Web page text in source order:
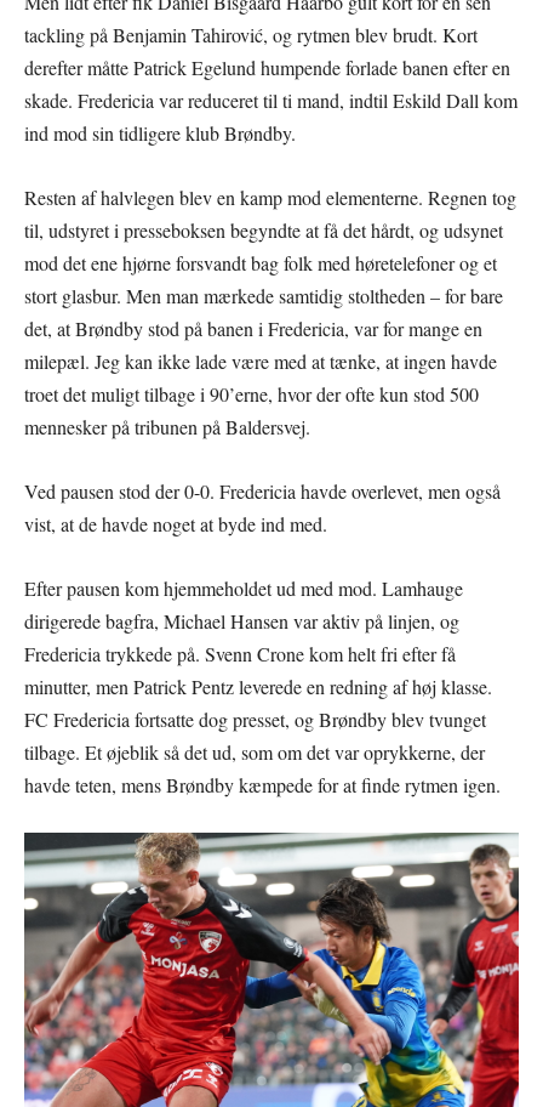
tackling på Benjamin Tahirović, og rytmen blev brudt. Kort
derefter måtte Patrick Egelund humpende forlade banen efter en
skade. Fredericia var reduceret til ti mand, indtil Eskild Dall kom
ind mod sin tidligere klub Brøndby.
Resten af halvlegen blev en kamp mod elementerne. Regnen tog
til, udstyret i presseboksen begyndte at få det hårdt, og udsynet
mod det ene hjørne forsvandt bag folk med høretelefoner og et
stort glasbur. Men man mærkede samtidig stoltheden – for bare
det, at Brøndby stod på banen i Fredericia, var for mange en
milepæl. Jeg kan ikke lade være med at tænke, at ingen havde
troet det muligt tilbage i 90’erne, hvor der ofte kun stod 500
mennesker på tribunen på Baldersvej.
Ved pausen stod der 0-0. Fredericia havde overlevet, men også
vist, at de havde noget at byde ind med.
Efter pausen kom hjemmeholdet ud med mod. Lamhauge
dirigerede bagfra, Michael Hansen var aktiv på linjen, og
Fredericia trykkede på. Svenn Crone kom helt fri efter få
minutter, men Patrick Pentz leverede en redning af høj klasse.
FC Fredericia fortsatte dog presset, og Brøndby blev tvunget
tilbage. Et øjeblik så det ud, som om det var oprykkerne, der
havde teten, mens Brøndby kæmpede for at finde rytmen igen.